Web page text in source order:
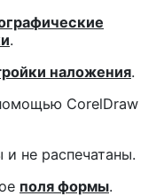
.
наложения.
CorelDraw
и не распечатаны.
поля формы.